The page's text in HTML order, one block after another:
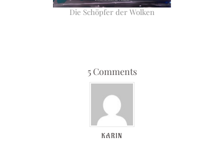
Die Schöpfer der Wolken
5 Comments
KARIN